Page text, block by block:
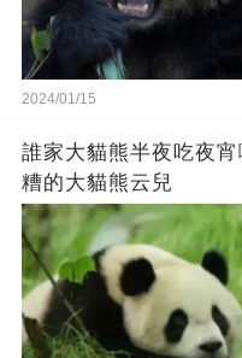
2024/01/15
誰家大貓熊半夜吃夜
糟的大貓熊云兒